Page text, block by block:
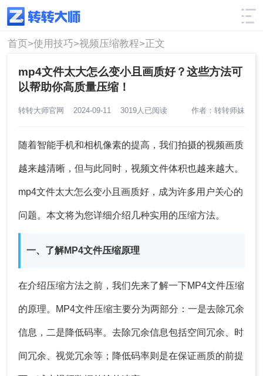
使用技巧 筛选
首页>使用技巧>视频压缩教程>正文
mp4文件太大怎么变小且画质好？这些方法可
以帮助你高质量压缩！
转转大师官网 2024-09-11 3019人已阅读 作者：转转师妹
随着智能手机和相机像素的提高，我们拍摄的视频画质
越来越清晰，但与此同时，视频文件体积也越来越大。
mp4文件太大怎么变小且画质好 ，成为许多用户关心的
问题。本文将为您详细介绍几种实用的压缩方法。
一、了解MP4文件压缩原理
在介绍压缩方法之前，我们先来了解一下MP4文件压缩
的原理。MP4文件压缩主要分为两部分：一是去除冗余
信息，二是降低码率。去除冗余信息包括空间冗余、时
间冗余、视觉冗余等；降低码率则是在保证画质的前提